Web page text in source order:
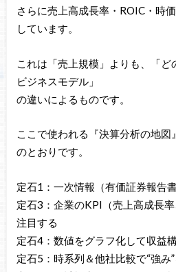
さらに売上高成長率・ROIC・時
しています。
これは「売上規模」よりも、「ど
ビジネスモデル」
の違いによるものです。
ここで使われる『決算分析の地
のとおりです。
定石1：一次情報（有価証券報告
定石3：企業のKPI（売上高成長
注目する
定石4：数値をグラフ化して収益
定石5：時系列＆他社比較で“強み